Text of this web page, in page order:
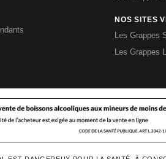
NOS SITES
Les Grappes
Les Grappes